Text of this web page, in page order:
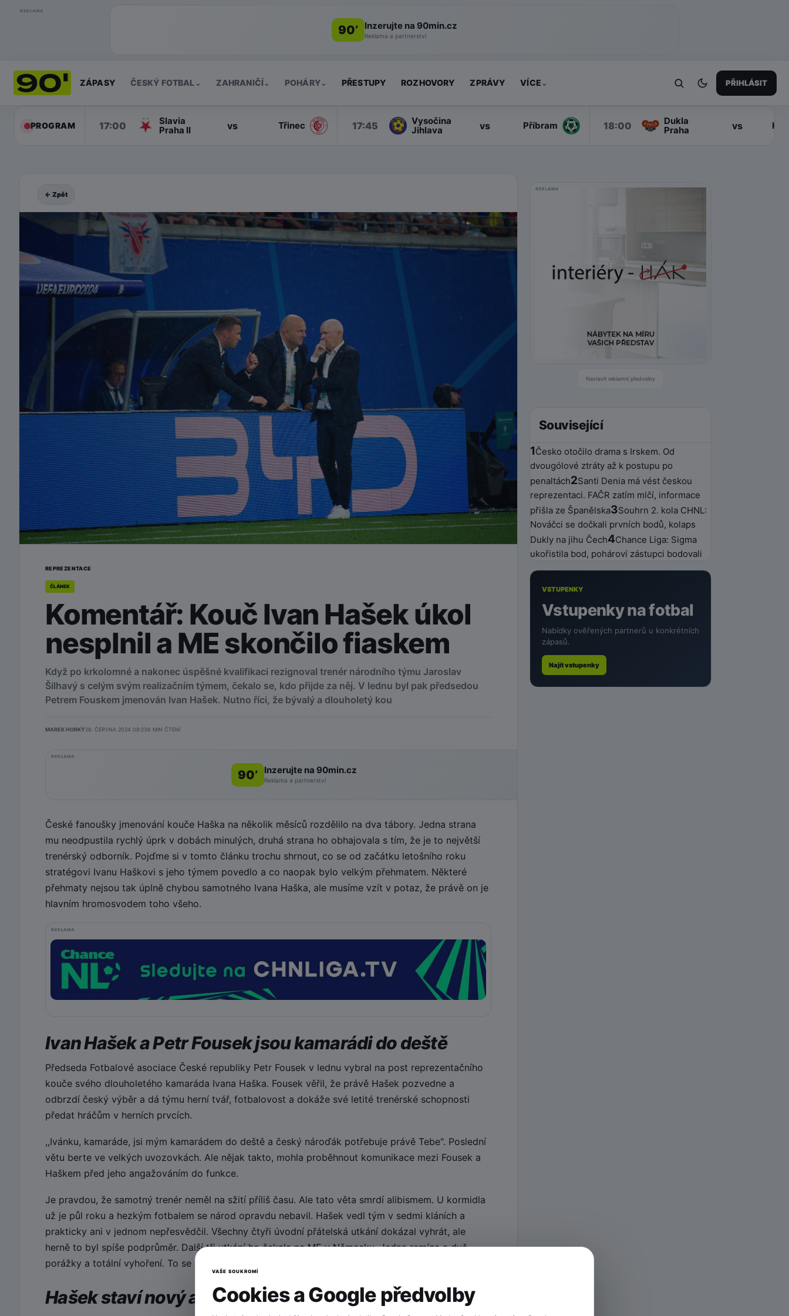
REKLAMA
90’ Inzerujte na 90min.cz
Reklama a partnerství
ZÁPASY ČESKÝ FOTBAL ⌄ ZAHRANIČÍ ⌄ POHÁRY⌄ PŘESTUPY ROZHOVORY ZPRÁVY VÍCE ⌄ PŘIHLÁSIT
PROGRAM 17:00
Slavia
Praha II
vs Třinec 17:45
Vysočina
Jihlava
vs Příbram 18:00
Dukla
Praha
vs
← Zpět
REPREZENTACE
ČLÁNEK
Komentář: Kouč Ivan Hašek úkol
nesplnil a ME skončilo fiaskem
Když po krkolomné a nakonec úspěšné kvalifikaci rezignoval trenér národního týmu Jaroslav
Šilhavý s celým svým realizačním týmem, čekalo se, kdo přijde za něj. V lednu byl pak předsedou
Petrem Fouskem jmenován Ivan Hašek. Nutno říci, že bývalý a dlouholetý kou
MAREK HORKÝ28. ČERVNA 2024 08:236 MIN ČTENÍ
REKLAMA
90’ Inzerujte na 90min.cz
Reklama a partnerství
České fanoušky jmenování kouče Haška na několik měsíců rozdělilo na dva tábory. Jedna strana
mu neodpustila rychlý úprk v dobách minulých, druhá strana ho obhajovala s tím, že je to největší
trenérský odborník. Pojďme si v tomto článku trochu shrnout, co se od začátku letošního roku
stratégovi Ivanu Haškovi s jeho týmem povedlo a co naopak bylo velkým přehmatem. Některé
přehmaty nejsou tak úplně chybou samotného Ivana Haška, ale musíme vzít v potaz, že právě on je
hlavním hromosvodem toho všeho.
REKLAMA
Ivan Hašek a Petr Fousek jsou kamarádi do deště
Předseda Fotbalové asociace České republiky Petr Fousek v lednu vybral na post reprezentačního
kouče svého dlouholetého kamaráda Ivana Haška. Fousek věřil, že právě Hašek pozvedne a
odbrzdí český výběr a dá týmu herní tvář, fotbalovost a dokáže své letité trenérské schopnosti
předat hráčům v herních prvcích.
,,Ivánku, kamaráde, jsi mým kamarádem do deště a český nároďák potřebuje právě Tebe". Poslední
větu berte ve velkých uvozovkách. Ale nějak takto, mohla proběhnout komunikace mezi Fousek a
Haškem před jeho angažováním do funkce.
Je pravdou, že samotný trenér neměl na sžití příliš času. Ale tato věta smrdí alibismem. U kormidla
už je půl roku a hezkým fotbalem se národ opravdu nebavil. Hašek vedl tým v sedmi kláních a
prakticky ani v jednom nepřesvědčil. Všechny čtyři úvodní přátelská utkání dokázal vyhrát, ale
herně to byl spíše podprůměr. Další tři utkání ho čekala na ME v Německu. Jedna remíza a dvě
porážky a totální vyhoření. To se opravdu nepovedlo, trenére!
Hašek staví nový a mladý tým
REKLAMA
Nastavit reklamní předvolby
Související
1Česko otočilo drama s Irskem. Od
dvougólové ztráty až k postupu po
penaltách2Santi Denia má vést českou
reprezentaci. FAČR zatím mlčí, informace
přišla ze Španělska3Souhrn 2. kola CHNL:
Nováčci se dočkali prvních bodů, kolaps
Dukly na jihu Čech4Chance Liga: Sigma
ukořistila bod, pohároví zástupci bodovali
VSTUPENKY
Vstupenky na fotbal
Nabídky ověřených partnerů u konkrétních
zápasů.
Najít vstupenky
VAŠE SOUKROMÍ
Cookies a Google předvolby